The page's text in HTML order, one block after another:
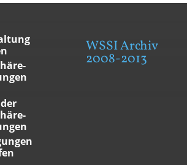
WSSI Archiv
2008-2013